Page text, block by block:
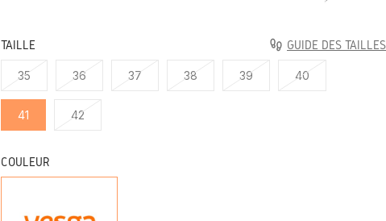
TAILLE GUIDE DES TAILLES
35 36 37 38 39 40
41 42
COULEUR